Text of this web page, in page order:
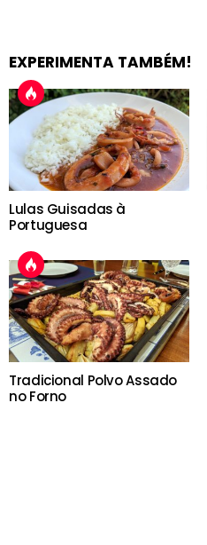
EXPERIMENTA TAMBÉM!
Lulas Guisadas à
Portuguesa
Tradicional Polvo Assado
no Forno